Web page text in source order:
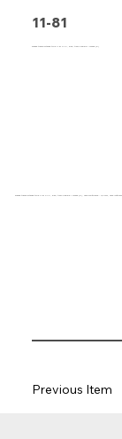
11-81
Bande transporteuse type 11-81 PVC, bleu, tissu flexible 1 couche (E)
Bande transporteuse type 11-81 PVC, bleu, tissu flexible 1 couche (E), face supérieure : 0,6 mm, face
Previous Item